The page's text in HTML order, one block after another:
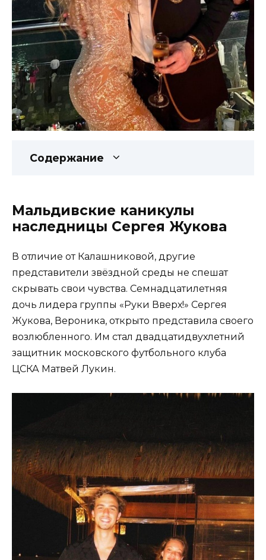
Содержание
Мальдивские каникулы
наследницы Сергея Жукова
В отличие от Калашниковой, другие
представители звёздной среды не спешат
скрывать свои чувства. Семнадцатилетняя
дочь лидера группы «Руки Вверх!» Сергея
Жукова, Вероника, открыто представила своего
возлюбленного. Им стал двадцатидвухлетний
защитник московского футбольного клуба
ЦСКА Матвей Лукин.